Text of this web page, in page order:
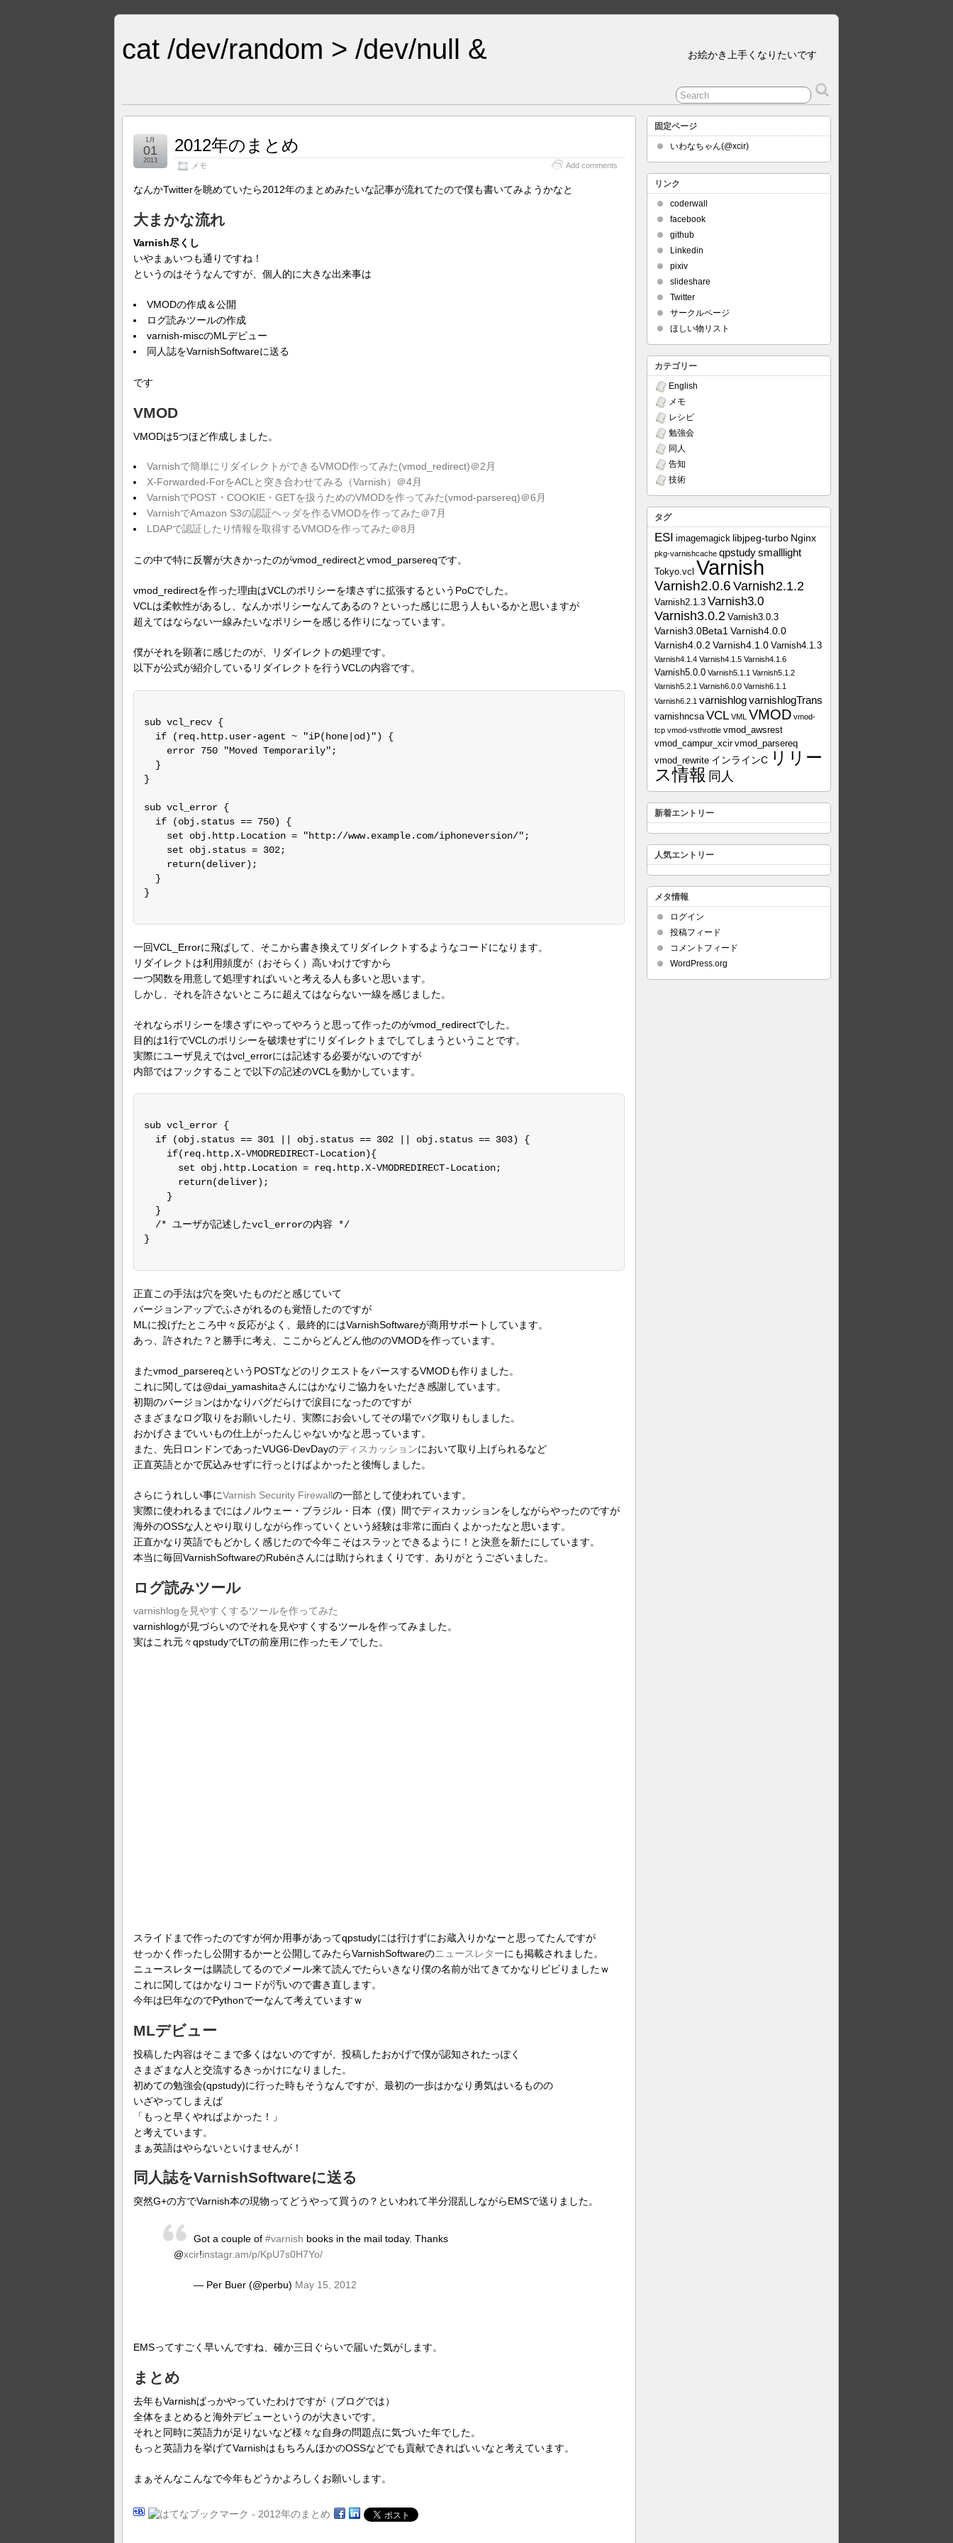
cat /dev/random > /dev/null & お絵かき上手くなりたいです
2012年のまとめ
メモ Add comments
1月
01
2013
なんかTwitterを眺めていたら2012年のまとめみたいな記事が流れてたので僕も書いてみようかなと
大まかな流れ
Varnish尽くし
いやまぁいつも通りですね！
というのはそうなんですが、個人的に大きな出来事は
VMODの作成＆公開
ログ読みツールの作成
varnish-miscのMLデビュー
同人誌をVarnishSoftwareに送る
です
VMOD
VMODは5つほど作成しました。
Varnishで簡単にリダイレクトができるVMOD作ってみた(vmod_redirect)＠2月
X-Forwarded-ForをACLと突き合わせてみる（Varnish）＠4月
VarnishでPOST・COOKIE・GETを扱うためのVMODを作ってみた(vmod-parsereq)＠6月
VarnishでAmazon S3の認証ヘッダを作るVMODを作ってみた＠7月
LDAPで認証したり情報を取得するVMODを作ってみた＠8月
この中で特に反響が大きかったのがvmod_redirectとvmod_parsereqです。
vmod_redirectを作った理由はVCLのポリシーを壊さずに拡張するというPoCでした。
VCLは柔軟性があるし、なんかポリシーなんてあるの？といった感じに思う人もいるかと思いますが
超えてはならない一線みたいなポリシーを感じる作りになっています。
僕がそれを顕著に感じたのが、リダイレクトの処理です。
以下が公式が紹介しているリダイレクトを行うVCLの内容です。
sub vcl_recv {
  if (req.http.user-agent ~ "iP(hone|od)") {
    error 750 "Moved Temporarily";
  }
}
sub vcl_error {
  if (obj.status == 750) {
    set obj.http.Location = "http://www.example.com/iphoneversion/";
    set obj.status = 302;
    return(deliver);
  }
}
一回VCL_Errorに飛ばして、そこから書き換えてリダイレクトするようなコードになります。
リダイレクトは利用頻度が（おそらく）高いわけですから
一つ関数を用意して処理すればいいと考える人も多いと思います。
しかし、それを許さないところに超えてはならない一線を感じました。
それならポリシーを壊さずにやってやろうと思って作ったのがvmod_redirectでした。
目的は1行でVCLのポリシーを破壊せずにリダイレクトまでしてしまうということです。
実際にユーザ見えではvcl_errorには記述する必要がないのですが
内部ではフックすることで以下の記述のVCLを動かしています。
sub vcl_error {
  if (obj.status == 301 || obj.status == 302 || obj.status == 303) {
    if(req.http.X-VMODREDIRECT-Location){
      set obj.http.Location = req.http.X-VMODREDIRECT-Location;
      return(deliver);
    }
  }
  /* ユーザが記述したvcl_errorの内容 */
}
正直この手法は穴を突いたものだと感じていて
バージョンアップでふさがれるのも覚悟したのですが
MLに投げたところ中々反応がよく、最終的にはVarnishSoftwareが商用サポートしています。
あっ、許された？と勝手に考え、ここからどんどん他ののVMODを作っています。
またvmod_parsereqというPOSTなどのリクエストをパースするVMODも作りました。
これに関しては@dai_yamashitaさんにはかなりご協力をいただき感謝しています。
初期のバージョンはかなりバグだらけで涙目になったのですが
さまざまなログ取りをお願いしたり、実際にお会いしてその場でバグ取りもしました。
おかげさまでいいもの仕上がったんじゃないかなと思っています。
また、先日ロンドンであったVUG6-DevDayのディスカッションにおいて取り上げられるなど
正直英語とかで尻込みせずに行っとけばよかったと後悔しました。
さらにうれしい事にVarnish Security Firewallの一部として使われています。
実際に使われるまでにはノルウェー・ブラジル・日本（僕）間でディスカッションをしながらやったのですが
海外のOSSな人とやり取りしながら作っていくという経験は非常に面白くよかったなと思います。
正直かなり英語でもどかしく感じたので今年こそはスラッとできるように！と決意を新たにしています。
本当に毎回VarnishSoftwareのRubénさんには助けられまくりです、ありがとうございました。
ログ読みツール
varnishlogを見やすくするツールを作ってみた
varnishlogが見づらいのでそれを見やすくするツールを作ってみました。
実はこれ元々qpstudyでLTの前座用に作ったモノでした。
スライドまで作ったのですが何か用事があってqpstudyには行けずにお蔵入りかなーと思ってたんですが
せっかく作ったし公開するかーと公開してみたらVarnishSoftwareのニュースレターにも掲載されました。
ニュースレターは購読してるのでメール来て読んでたらいきなり僕の名前が出てきてかなりビビりましたｗ
これに関してはかなりコードが汚いので書き直します。
今年は巳年なのでPythonでーなんて考えていますｗ
MLデビュー
投稿した内容はそこまで多くはないのですが、投稿したおかげで僕が認知されたっぽく
さまざまな人と交流するきっかけになりました。
初めての勉強会(qpstudy)に行った時もそうなんですが、最初の一歩はかなり勇気はいるものの
いざやってしまえば
「もっと早くやればよかった！」
と考えています。
まぁ英語はやらないといけませんが！
同人誌をVarnishSoftwareに送る
突然G+の方でVarnish本の現物ってどうやって買うの？といわれて半分混乱しながらEMSで送りました。
Got a couple of #varnish books in the mail today. Thanks
@xcir!instagr.am/p/KpU7s0H7Yo/
— Per Buer (@perbu) May 15, 2012
EMSってすごく早いんですね、確か三日ぐらいで届いた気がします。
まとめ
去年もVarnishばっかやっていたわけですが（ブログでは）
全体をまとめると海外デビューというのが大きいです。
それと同時に英語力が足りないなど様々な自身の問題点に気づいた年でした。
もっと英語力を挙げてVarnishはもちろんほかのOSSなどでも貢献できればいいなと考えています。
まぁそんなこんなで今年もどうかよろしくお願いします。
固定ページ
いわなちゃん(@xcir)
リンク
coderwall
facebook
github
Linkedin
pixiv
slideshare
Twitter
サークルページ
ほしい物リスト
カテゴリー
English
メモ
レシピ
勉強会
同人
告知
技術
タグ
ESI imagemagick libjpeg-turbo Nginx
pkg-varnishcache qpstudysmalllight
Tokyo.vcl Varnish
Varnish2.0.6 Varnish2.1.2
Varnish2.1.3 Varnish3.0
Varnish3.0.2 Varnish3.0.3
Varnish3.0Beta1 Varnish4.0.0
Varnish4.0.2 Varnish4.1.0 Varnish4.1.3
Varnish4.1.4 Varnish4.1.5 Varnish4.1.6
Varnish5.0.0 Varnish5.1.1 Varnish5.1.2
Varnish5.2.1 Varnish6.0.0 Varnish6.1.1
Varnish6.2.1 varnishlogvarnishlogTrans
varnishncsa VCL VML VMOD vmod-
tcp vmod-vsthrottle vmod_awsrest
vmod_campur_xcir vmod_parsereq
vmod_rewrite インラインC リリー
ス情報 同人
新着エントリー
人気エントリー
メタ情報
ログイン
投稿フィード
コメントフィード
WordPress.org